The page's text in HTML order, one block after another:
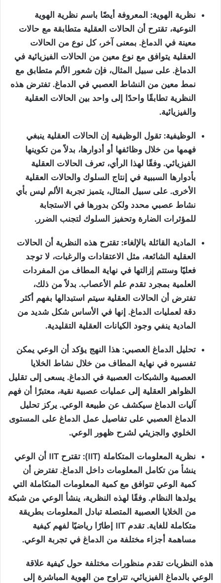
نظرية الهوية: المعروفة أيضًا باسم نظرية الهوية
النوعية، تقترح أن الحالات العقلية متطابقة مع حالات
معينة في الدماغ. بمعنى آخر، كل نوع من الحالات
العقلية يتوافق مع نوع معين من الحالات الفيزيائية في
الدماغ. على سبيل المثال، فإن شعور الألم متطابق مع
نمط معين من النشاط العصبي في الدماغ. تفترض هذه
النظرية تطابقًا واحدًا إلى واحد بين الحالات العقلية
والفيزيائية.
الوظيفية: تقول الوظيفية إن الحالات العقلية ينبغي
فهمها من خلال وظائفها أو أدوارها، بدلاً من تكوينها
الفيزيائي. وفقًا لهذا الرأي، تعرف الحالات العقلية
بأدوارها السببية في إنتاج السلوك والحالات العقلية
الأخرى. على سبيل المثال، يتميز تجربة الألم ليس بأي
نشاط عصبي محدد ولكن بدورها في الاستجابة
للمؤثرات الضارة وتحفيز السلوك لتجنب الضرر.
المادية القائلة بالإلغاء: تقترح هذه النظرية أن الحالات
العقلية الشائعة، مثل الاعتقادات والرغبات، لا توجد
فعليًا وستتم إزالتها في نهاية المطاف من المفردات
العلمية بمجرد تقدم علم الأعصاب. بدلاً من ذلك،
تفترض أن الحالات العقلية سيتم استبدالها بفهم أكثر
دقة لعمليات الدماغ. إنها في الأساس شكل شديد من
المادية ينفي وجود الكيانات العقلية التقليدية.
تحليل الدماغ العصبي: هذا النهج يؤكد أن الوعي يمكن
تفسيره في نهاية المطاف من خلال نشاط الخلايا
العصبية والشبكات العصبية في الدماغ. يسعى إلى تقليل
الظواهر العقلية إلى عمليات عصبية نقية، معتبرًا أن فهم
آليات الدماغ سيكشف عن طبيعة الوعي. يركز تحليل
الدماغ العصبي على تفاصيل عمل الدماغ على المستوى
الخلوي والجزيئي لشرح ظهور الوعي.
نظرية المعلومات المتكاملة (IIT): تقترح IIT أن الوعي
ينشأ من تكامل المعلومات داخل الدماغ. تفترض أن
كمية الوعي تتوافق مع كمية المعلومات المتكاملة التي
يولدها النظام. وفقًا لهذه النظرية، ينشأ الوعي من شبكة
من الخلايا العصبية المتصلة تبادل المعلومات بطريقة
متكاملة للغاية. تقدم IIT إطارًا رياضيًا لفهم كيفية
مساهمة أجزاء مختلفة من الدماغ في تجربة الوعي.
هذه النظريات تقدم منظورات مختلفة حول كيفية علاقة
الوعي بالدماغ الفيزيائي، تتراوح من الهوية المباشرة إلى